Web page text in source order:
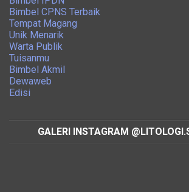
Bimbel CPNS Terbaik
Tempat Magang
Unik Menarik
Warta Publik
Tuisanmu
Bimbel Akmil
Dewaweb
Edisi
GALERI INSTAGRAM